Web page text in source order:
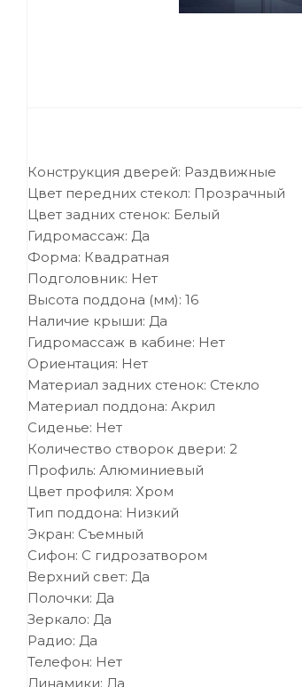
Конструкция дверей: Раздвижные
Цвет передних стекол: Прозрачный
Цвет задних стенок: Белый
Гидромассаж: Да
Форма: Квадратная
Подголовник: Нет
Высота поддона (мм): 16
Наличие крыши: Да
Гидромассаж в кабине: Нет
Ориентация: Нет
Материал задних стенок: Стекло
Материал поддона: Акрил
Сиденье: Нет
Количество створок двери: 2
Профиль: Алюминиевый
Цвет профиля: Хром
Тип поддона: Низкий
Экран: Съемный
Сифон: С гидрозатвором
Верхний свет: Да
Полочки: Да
Зеркало: Да
Радио: Да
Телефон: Нет
Динамики: Да